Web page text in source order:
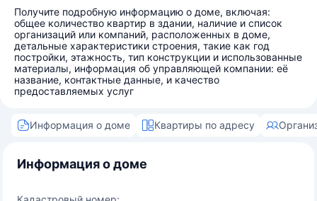
Получите подробную информацию о доме, включая:
общее количество квартир в здании, наличие и список
организаций или компаний, расположенных в доме,
детальные характеристики строения, такие как год
постройки, этажность, тип конструкции и использованные
материалы, информация об управляющей компании: её
название, контактные данные, и качество
предоставляемых услуг
Информация о доме Квартиры по адресу
Информация о доме